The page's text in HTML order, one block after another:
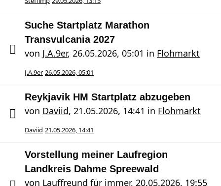
Suche Startplatz Marathon
Transvulcania 2027
von J.A.9er, 26.05.2026, 05:01 in Flohmarkt
J.A.9er 26.05.2026, 05:01
Reykjavik HM Startplatz abzugeben
von Daviid, 21.05.2026, 14:41 in Flohmarkt
Daviid 21.05.2026, 14:41
Vorstellung meiner Laufregion
Landkreis Dahme Spreewald
von Lauffreund für immer, 20.05.2026, 19:55